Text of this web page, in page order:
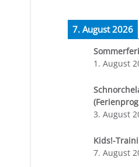
7. August 2026
1. August
3. August
Kids!-
7. August